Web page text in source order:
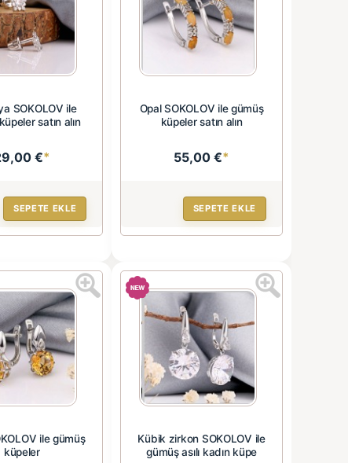
SOKOLOV ile
satın alın
€*
SEPETE EKLE
Opal SOKOLOV ile gümüş
küpeler satın alın
55,00 €*
SEPETE EKLE
ile gümüş
küpeler
Kübik zirkon SOKOLOV ile
gümüş asılı kadın küpe